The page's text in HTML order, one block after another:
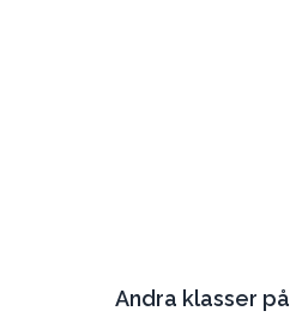
Andra klasser på